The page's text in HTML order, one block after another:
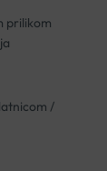
prilikom
/